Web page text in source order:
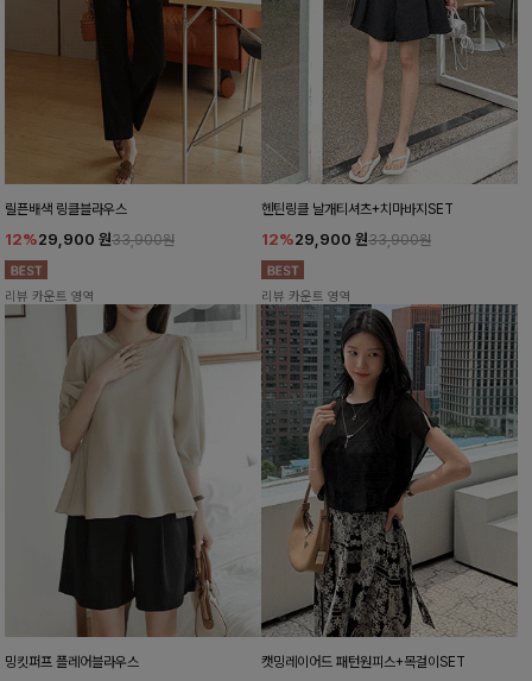
릴픈배색 링클블라우스
12%29,900 원33,900원
리뷰 카운트 영역
헨틴링클 날개티셔츠+치마바지SET
12%29,900 원33,900원
리뷰 카운트 영역
밍킷퍼프 플레어블라우스 캣밍레이어드 패턴원피스+목걸이SET